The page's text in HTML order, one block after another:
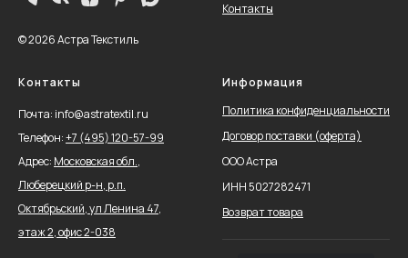
© 2026 Астра Текстиль
Контакты
Контакты
Почта: info@astratextil.ru
Телефон:+7 (495) 120-57-99
Адрес: Московская обл.,
Люберецкий р-н, р.п.
Октябрьский, ул Ленина 47,
этаж 2, офис 2-038
Информация
Политика конфиденциальности
Договор поставки (оферта)
ООО Астра
ИНН 5027282471
Возврат товара